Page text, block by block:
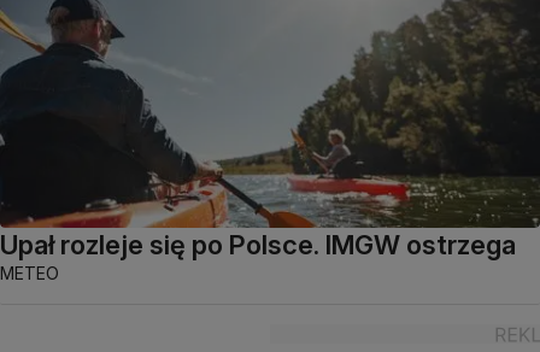
Upał rozleje się po Polsce. IMGW ostrzega
METEO